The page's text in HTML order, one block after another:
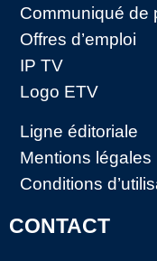
Communiqué de
Offres d’emploi
IP TV
Logo ETV
Ligne éditoriale
Mentions légales
Conditions
CONTACT